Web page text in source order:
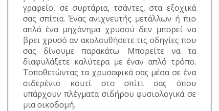
γραφείο, σε συρτάρια, τσάντες, στα εξοχικά
σας σπίτια. Ένας ανιχνευτής μετάλλων ή πιο
απλά ένα μηχάνημα χρυσού δεν μπορεί να
βρει χρυσό αν ακολουθήσετε τις οδηγίες που
σας δίνουμε παρακάτω. Μπορείτε να τα
διαφυλάξετε καλύτερα με έναν απλό τρόπο.
Τοποθετώντας τα χρυσαφικά σας μέσα σε ένα
σιδερένιο κουτί στο σπίτι σας όπου
υπάρχουν πλέγματα σιδήρου φυσιολογικά σε
μια οικοδομή.